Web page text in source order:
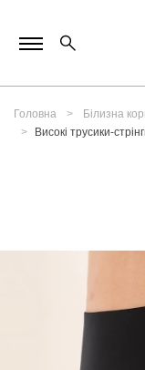
Головна Білизна
Високі трусики-